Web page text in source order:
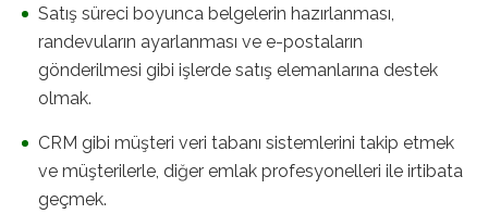
Satış süreci boyunca belgelerin hazırlanması,
randevuların ayarlanması ve e-postaların
gönderilmesi gibi işlerde satış elemanlarına destek
olmak.
CRM gibi müşteri veri tabanı sistemlerini takip etmek
ve müşterilerle, diğer emlak profesyonelleri ile irtibata
geçmek.